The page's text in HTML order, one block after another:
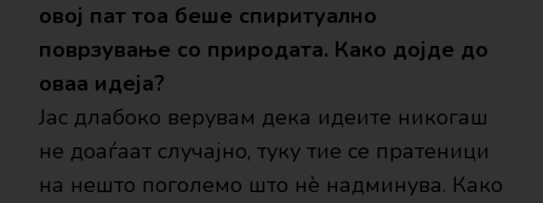
овој пат тоа беше спиритуално
поврзување со природата. Како дојде до
оваа идеја?
Јас длабоко верувам дека идеите никогаш
не доаѓаат случајно, туку тие се пратеници
на нешто поголемо што нè надминува. Како